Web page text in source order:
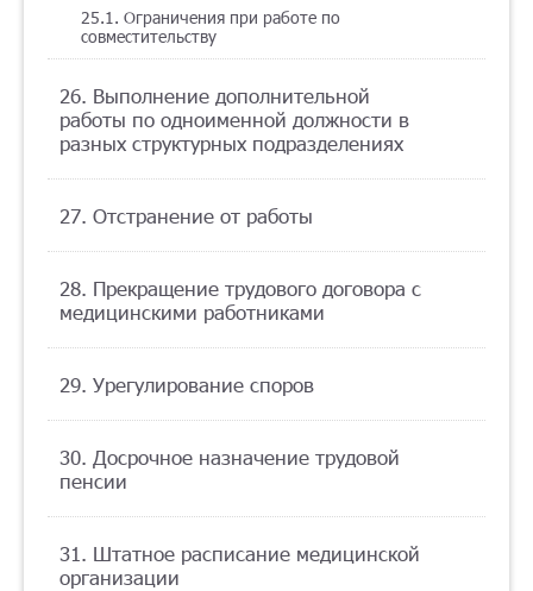
25.1. Ограничения при работе по
совместительству
26. Выполнение дополнительной
работы по одноименной должности в
разных структурных подразделениях
27. Отстранение от работы
28. Прекращение трудового договора с
медицинскими работниками
29. Урегулирование споров
30. Досрочное назначение трудовой
пенсии
31. Штатное расписание медицинской
организации